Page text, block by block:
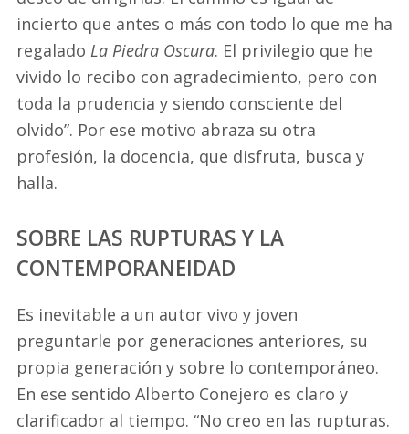
incierto que antes o más con todo lo que me ha
regalado La Piedra Oscura. El privilegio que he
vivido lo recibo con agradecimiento, pero con
toda la prudencia y siendo consciente del
olvido”. Por ese motivo abraza su otra
profesión, la docencia, que disfruta, busca y
halla.
SOBRE LAS RUPTURAS Y LA
CONTEMPORANEIDAD
Es inevitable a un autor vivo y joven
preguntarle por generaciones anteriores, su
propia generación y sobre lo contemporáneo.
En ese sentido Alberto Conejero es claro y
clarificador al tiempo. “No creo en las rupturas.